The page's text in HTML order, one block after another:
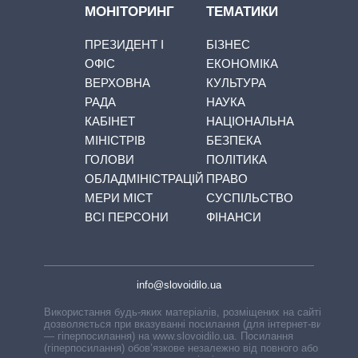
МОНІТОРИНГ
ПРЕЗИДЕНТ І
ОФІС
ВЕРХОВНА
РАДА
КАБІНЕТ
МІНІСТРІВ
ГОЛОВИ
ОБЛАДМІНІСТРАЦІЙ
МЕРИ МІСТ
ВСІ ПЕРСОНИ
ТЕМАТИКИ
БІЗНЕС
ЕКОНОМІКА
КУЛЬТУРА
НАУКА
НАЦІОНАЛЬНА
БЕЗПЕКА
ПОЛІТИКА
ПРАВО
СУСПІЛЬСТВО
ФІНАНСИ
info@slovoidilo.ua
Використання будь-яких матеріалів, розміщених на сайті,
дозволяється при вказуванні посилання (для інтернет-видань
— гіперпосилання) на www.slovoidilo.ua. Посилання
(гіперпосилання) обов’язкове незалежно від повного або